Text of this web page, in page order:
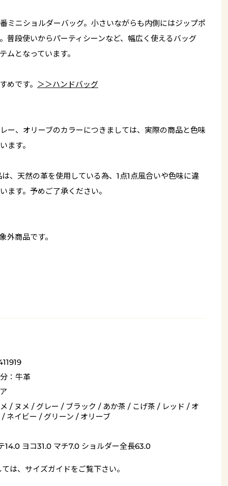
ミニショルダーバッグ。小さいながらも内側にはジップポ
普段使いからパーティシーンなど、幅広く使えるバッグ
ムとなっています。
めです。 ＞＞ハンドバッグ
ー、オリーブのカラーにつきましては、実際の商品と色味
ます。
、天然の革を使用している為、1点1点風合いや色味に違
ます。予めご了承ください。
外商品です。
：牛革
/ ヌメ / グレー / ブラック / あか茶 / こげ茶 / レッド / オ
/ ネイビー / グリーン / オリーブ
14.0 ヨコ31.0 マチ7.0 ショルダー全長63.0
は、 サイズガイドをご覧下さい。